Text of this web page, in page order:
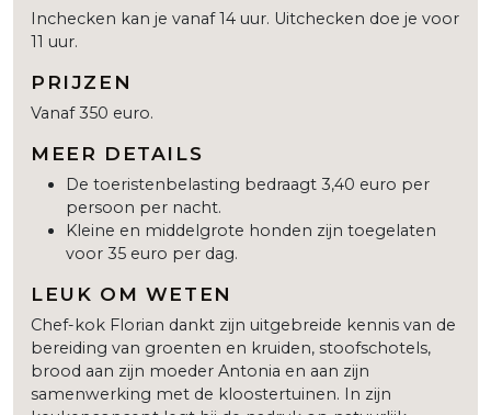
Inchecken kan je vanaf 14 uur. Uitchecken doe je voor
11 uur.
PRIJZEN
Vanaf 350 euro.
MEER DETAILS
De toeristenbelasting bedraagt 3,40 euro per
persoon per nacht.
Kleine en middelgrote honden zijn toegelaten
voor 35 euro per dag.
LEUK OM WETEN
Chef-kok Florian dankt zijn uitgebreide kennis van de
bereiding van groenten en kruiden, stoofschotels,
brood aan zijn moeder Antonia en aan zijn
samenwerking met de kloostertuinen. In zijn